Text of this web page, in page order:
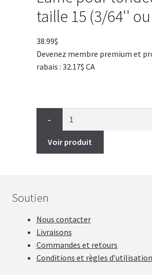
taille 15 (3/64''
38.99$
Devenez membre premium et
rabais : 32.17$ CA
-
Voir produit
Soutien
Nous contacter
Livraisons
Commandes et retours
Conditions et règles d’utilisation